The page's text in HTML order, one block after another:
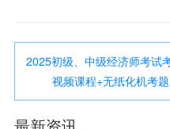
2025初级、中级经济师考试
视频课程+无纸化机考